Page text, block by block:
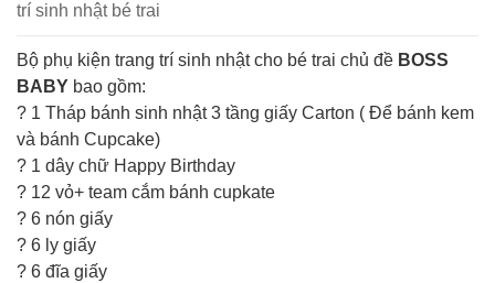
trí sinh nhật bé trai
Bộ phụ kiện trang trí sinh nhật cho bé trai chủ đề BOSS
BABY bao gồm:
? 1 Tháp bánh sinh nhật 3 tầng giấy Carton ( Để bánh kem
và bánh Cupcake)
? 1 dây chữ Happy Birthday
? 12 vỏ+ team cắm bánh cupkate
? 6 nón giấy
? 6 ly giấy
? 6 đĩa giấy